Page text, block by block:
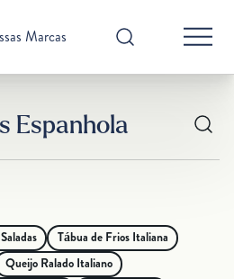
Tábua de Frios Italiana
Queijo Ralado Italiano
Marcas